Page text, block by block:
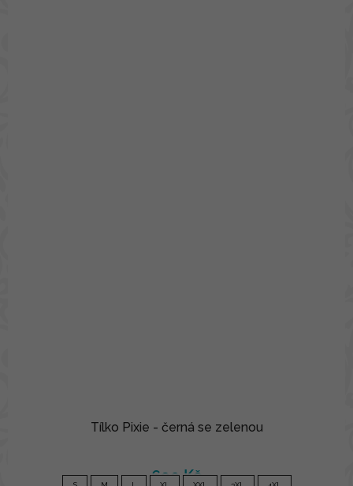
Tílko Pixie - černá se zelenou
690 Kč